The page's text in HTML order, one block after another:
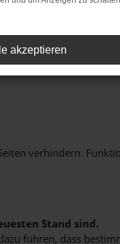
verhindern.
Stand sind.
führen, dass
akzeptieren